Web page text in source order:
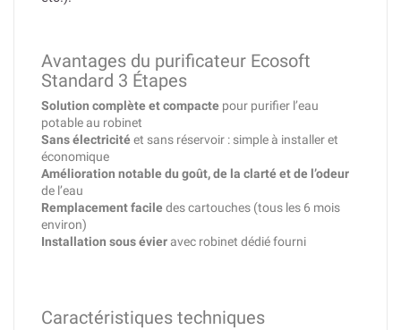
Avantages du purificateur Ecosoft
Standard 3 Étapes
Solution complète et compacte pour purifier l’eau
potable au robinet
Sans électricitéet sans réservoir : simple à installer et
économique
Amélioration notable du goût, de la clarté et de l’odeur
de l’eau
Remplacement faciledes cartouches (tous les 6 mois
environ)
Installation sous évier avec robinet dédié fourni
Caractéristiques techniques